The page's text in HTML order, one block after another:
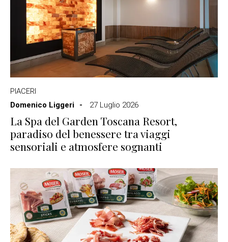
PIACERI
Domenico Liggeri
27 Luglio 2026
La Spa del Garden Toscana Resort,
paradiso del benessere tra viaggi
sensoriali e atmosfere sognanti